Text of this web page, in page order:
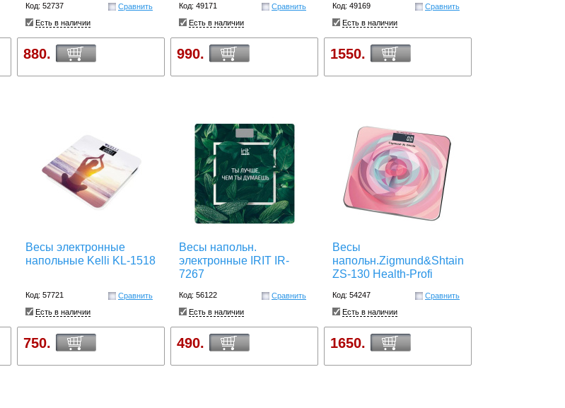
Код: 52737
Сравнить
Есть в наличии
880.
Код: 49171
Сравнить
Есть в наличии
990.
Код: 49169
Сравнить
Есть в наличии
1550.
Весы электронные
напольные Kelli KL-1518
Код: 57721
Сравнить
Есть в наличии
750.
Весы напольн.
электронные IRIT IR-
7267
Код: 56122
Сравнить
Есть в наличии
490.
Весы
напольн.Zigmund&Shtain
ZS-130 Health-Profi
Код: 54247
Сравнить
Есть в наличии
1650.